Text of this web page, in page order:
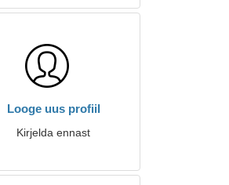
Looge uus profiil
Kirjelda ennast